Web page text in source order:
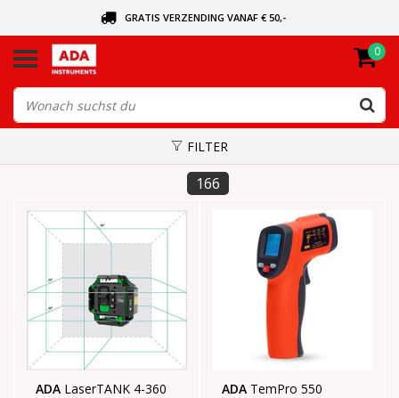
GRATIS VERZENDING VANAF € 50,-
VANDAAG BESTELD, VANDAAG VERZONDEN
0
FILTER
166
ADA LaserTANK 4-360
ADA TemPro 550